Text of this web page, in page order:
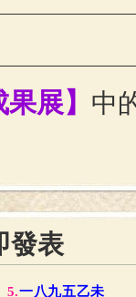
展】 中
發表
5.一八九五乙未